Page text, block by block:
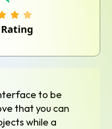
Rating
to be
that you can
while a